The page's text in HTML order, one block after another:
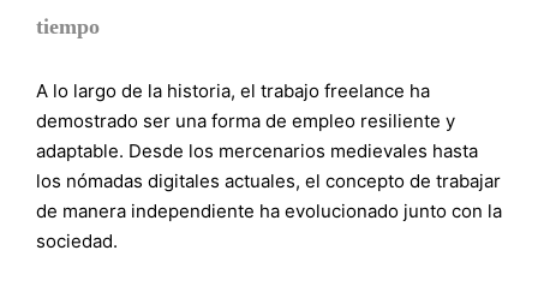
tiempo
A lo largo de la historia, el trabajo freelance ha
demostrado ser una forma de empleo resiliente y
adaptable. Desde los mercenarios medievales hasta
los nómadas digitales actuales, el concepto de trabajar
de manera independiente ha evolucionado junto con la
sociedad.